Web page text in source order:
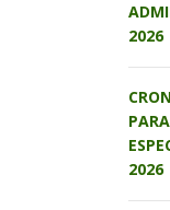
2026
2026